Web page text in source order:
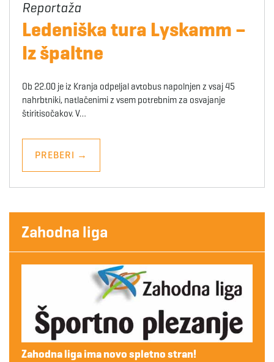
Ledeniška tura Lyskamm –
Iz špaltne
Ob 22.00 je iz Kranja odpeljal avtobus napolnjen z vsaj 45
nahrbtniki, natlačenimi z vsem potrebnim za osvajanje
štiritisočakov. V…
PREBERI →
Zahodna liga
Zahodna liga ima novo spletno stran!